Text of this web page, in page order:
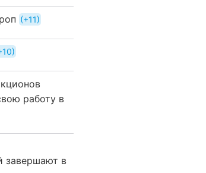
+11
работу в
завершают в